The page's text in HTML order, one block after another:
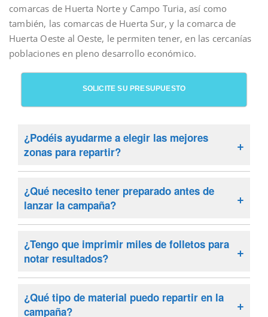
comarcas de Huerta Norte y Campo Turia, así como
también, las comarcas de Huerta Sur, y la comarca de
Huerta Oeste al Oeste, le permiten tener, en las cercanías
poblaciones en pleno desarrollo económico.
SOLICITE SU PRESUPUESTO
¿Podéis ayudarme a elegir las mejores
zonas para repartir?
Claro. Usamos datos demográficos y experiencia
local para recomendarte las áreas donde es más
probable que tu publicidad funcione mejor.
¿Qué necesito tener preparado antes de
lanzar la campaña?
Basta con tener claro qué quieres conseguir (si
es una promoción, una apertura o una oferta
especial), decidir el tipo de material que vas a
impresión lista, no te preocupes, nosotros nos
¿Tengo que imprimir miles de folletos para
notar resultados?
No, no siempre. Lo que realmente marca la
diferencia es a quién llega tu mensaje, no
cuántos folletos repartes. Una tirada bien
¿Qué tipo de material puedo repartir en la
campaña?